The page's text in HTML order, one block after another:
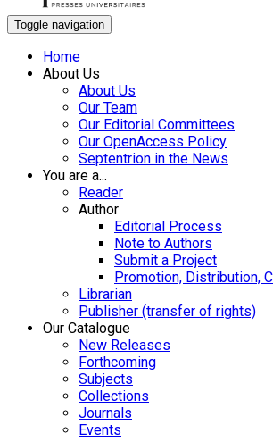
Toggle navigation
Home
About Us
About Us
Our Team
Our Editorial Committees
Our OpenAccess Policy
Septentrion in the News
You are a...
Reader
Author
Editorial Process
Note to Authors
Submit a Project
Promotion, Distribution,
Librarian
Publisher (transfer of rights)
Our Catalogue
New Releases
Forthcoming
Subjects
Collections
Journals
Events